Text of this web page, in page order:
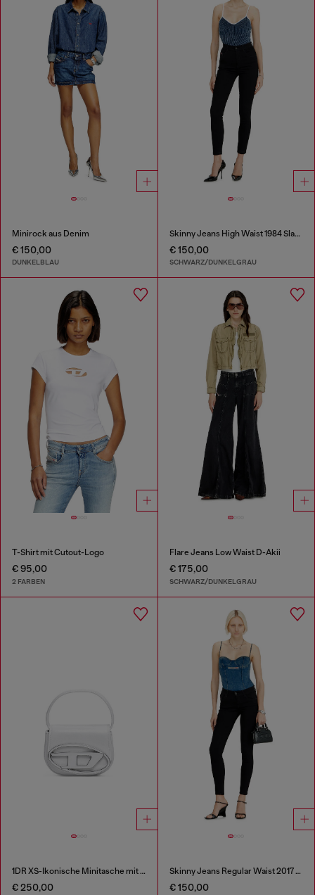
Minirock aus Denim
€ 150,00
DUNKELBLAU
Skinny Jeans High Waist 1984 Slandy-High
€ 150,00
SCHWARZ/DUNKELGRAU
T-Shirt mit Cutout-Logo
€ 95,00
2 FARBEN
Flare Jeans Low Waist D-Akii
€ 175,00
SCHWARZ/DUNKELGRAU
1DR XS-Ikonische Minitasche mit D logo-Plakette
€ 250,00
Skinny Jeans Regular Waist 2017 Slandy
€ 150,00